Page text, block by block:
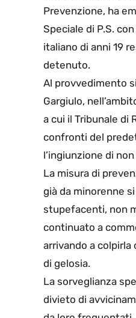
Prevenzione, ha
Speciale di P.S.
italiano di anni 19
detenuto.
Al provvedimento
Gargiulo,
a cui il Tribunale di
confronti del
l’ingiunzione di
La misura di
già da minorenne
stupefacenti, non
continuato a
arrivando a
di gelosia.
La sorveglianza
divieto di